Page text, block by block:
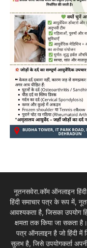
नूतनसवेरा.कॉम ऑनलाइन
हिंदी समाचार पत्र के रूप में,
आवश्यकता है, जिसका उपयोग
क्षमता तक किया जा सकता
पत्र ऑनलाइन है जो हिंदी में
सुलभ है, जिसे उपयोगकर्ता